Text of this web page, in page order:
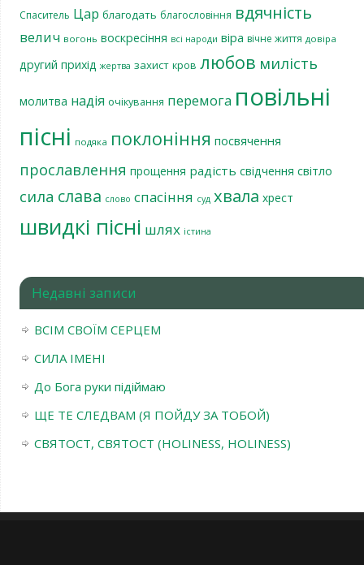
Спаситель Цар благодать благословіння вдячність
велич вогонь воскресіння всі народи віра вічне життя довіра
другий прихід жертва захист кров любов милість
молитва надія очікування перемога повільні
пісні подяка поклоніння посвячення
прославлення прощення радість свідчення світло
сила слава слово спасіння суд хвала хрест
швидкі пісні шлях істина
Недавні записи
ВСІМ СВОЇМ СЕРЦЕМ
СИЛА ІМЕНІ
До Бога руки підіймаю
ЩЕ ТЕ СЛЕДВАМ (Я ПОЙДУ ЗА ТОБОЙ)
СВЯТОСТ, СВЯТОСТ (HOLINESS, HOLINESS)